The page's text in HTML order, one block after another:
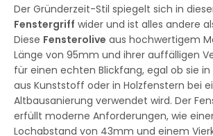
Der Gründerzeit-Stil spiegelt sich in
Fenstergriff wider und ist alles andere
Diese Fensterolive aus hochwertigem
Länge von 95mm und ihrer auffälligen
für einen echten Blickfang, egal ob sie
aus Kunststoff oder in Holzfenstern bei
Altbausanierung verwendet wird. Der
erfüllt moderne Anforderungen, wie
Lochabstand von 43mm und einem